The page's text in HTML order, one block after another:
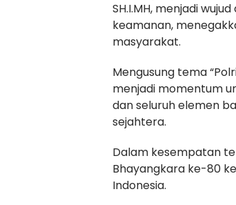
SH.I.MH, menjadi
keamanan,
masyarakat.
Mengusung tema
menjadi momentum
dan seluruh elemen
sejahtera.
Dalam kesempatan
Bhayangkara ke-80
Indonesia.